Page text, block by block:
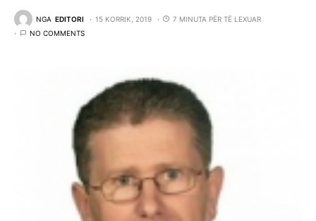
NGA EDITORI 15 KORRIK, 2019
7 MINUTA PËR TË LEXUAR
NO COMMENTS